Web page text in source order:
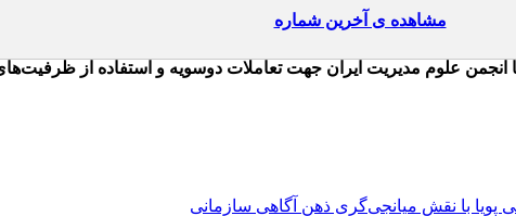
مشاهده ی آخرین شماره
پویا با نقش میانجی‌گری ذهن آگاهی سازمانی